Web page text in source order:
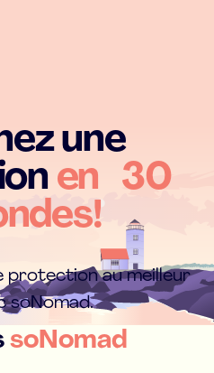
une
en 30
protection au meilleur
soNomad.
soNomad